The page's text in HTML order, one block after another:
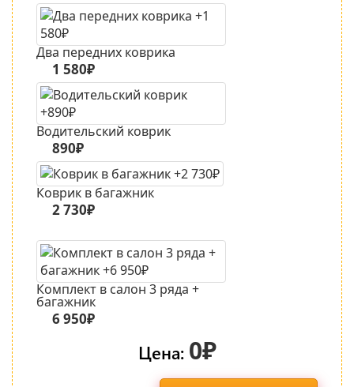
Два передних коврика
1 580₽
Водительский коврик
890₽
Коврик в багажник
2 730₽
Комплект в салон 3 ряда +
багажник
6 950₽
Цена: 0₽